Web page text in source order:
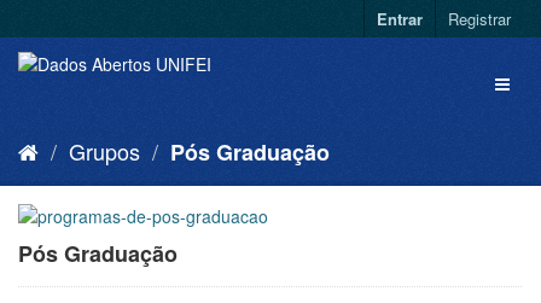
Entrar Registrar
Grupos Pós Graduação
Pós Graduação